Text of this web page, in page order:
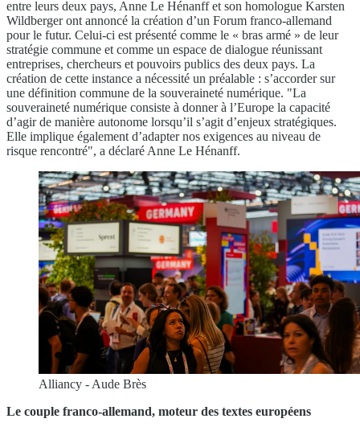
entre leurs deux pays, Anne Le Hénanff et son homologue Karsten
Wildberger ont annoncé la création d’un Forum franco-allemand
pour le futur. Celui-ci est présenté comme le « bras armé » de leur
stratégie commune et comme un espace de dialogue réunissant
entreprises, chercheurs et pouvoirs publics des deux pays. La
création de cette instance a nécessité un préalable : s’accorder sur
une définition commune de la souveraineté numérique. "La
souveraineté numérique consiste à donner à l’Europe la capacité
d’agir de manière autonome lorsqu’il s’agit d’enjeux stratégiques.
Elle implique également d’adapter nos exigences au niveau de
risque rencontré", a déclaré Anne Le Hénanff.
Alliancy - Aude Brès
Le couple franco-allemand, moteur des textes européens